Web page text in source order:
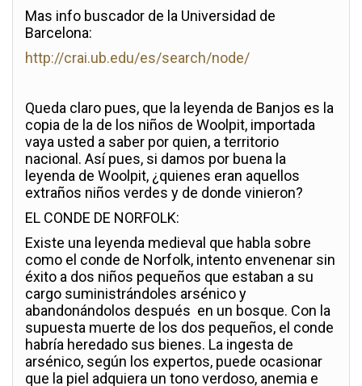
Mas info buscador de la Universidad de
Barcelona:
http://crai.ub.edu/es/search/node/
Queda claro pues, que la leyenda de Banjos es la
copia de la de los niños de Woolpit, importada
vaya usted a saber por quien, a territorio
nacional. Así pues, si damos por buena la
leyenda de Woolpit, ¿quienes eran aquellos
extraños niños verdes y de donde vinieron?
EL CONDE DE NORFOLK:
Existe una leyenda medieval que habla sobre
como el conde de Norfolk, intento envenenar sin
éxito a dos niños pequeños que estaban a su
cargo suministrándoles arsénico y
abandonándolos después en un bosque. Con la
supuesta muerte de los dos pequeños, el conde
habría heredado sus bienes. La ingesta de
arsénico, según los expertos, puede ocasionar
que la piel adquiera un tono verdoso, anemia e